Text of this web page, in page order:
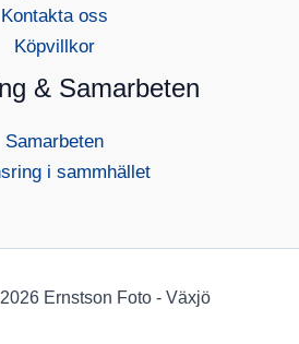
Kontakta oss
Köpvillkor
& Samarbeten
Samarbeten
i sammhället
Ernstson Foto - Växjö